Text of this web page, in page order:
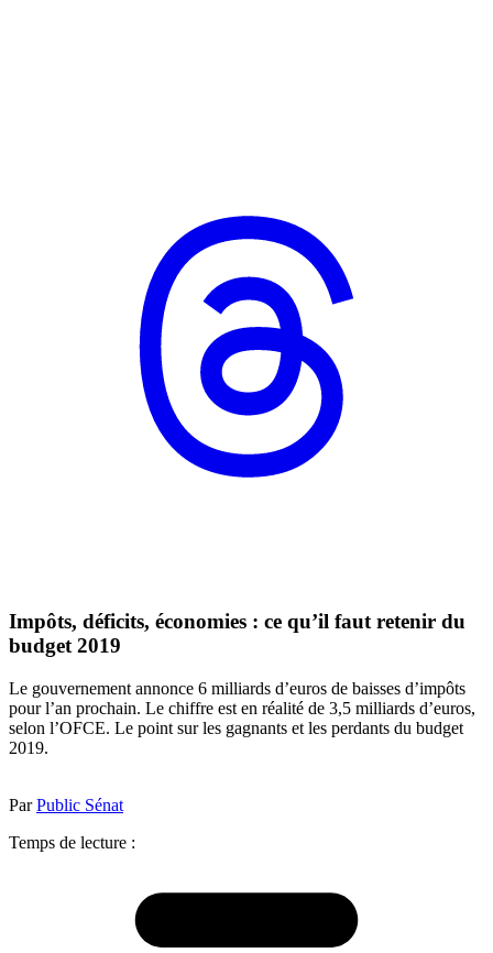
Impôts, déficits, économies : ce qu’il faut retenir du
budget 2019
Le gouvernement annonce 6 milliards d’euros de baisses d’impôts
pour l’an prochain. Le chiffre est en réalité de 3,5 milliards d’euros,
selon l’OFCE. Le point sur les gagnants et les perdants du budget
2019.
ParPublic Sénat
Temps de lecture :